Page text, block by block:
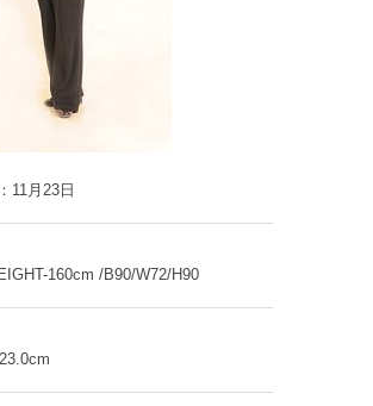
11月23日
160cm /B90/W72/H90